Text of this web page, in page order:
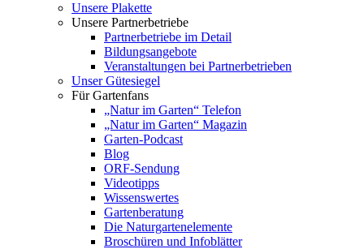
Unsere Plakette
Unsere Partnerbetriebe
Partnerbetriebe im Detail
Bildungsangebote
Veranstaltungen bei Partnerbetrieben
Unser Gütesiegel
Für Gartenfans
„Natur im Garten“ Telefon
„Natur im Garten“ Magazin
Garten-Podcast
Blog
ORF-Sendung
Videotipps
Wissenswertes
Gartenberatung
Die Naturgartenelemente
Broschüren und Infoblätter